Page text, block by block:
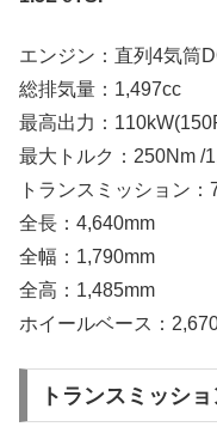
エンジン：直列4気筒
総排気量：1,497cc
最高出力：
最大トルク：250Nm /
トランスミッション：
全長：4,640mm
全幅：1,790mm
全高：1,485mm
ホイールベース：
トランスミッシ